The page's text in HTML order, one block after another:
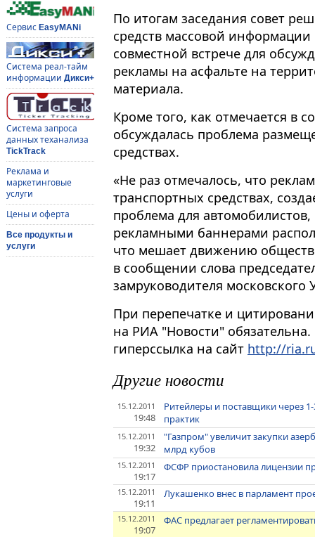
Сервис EasyMANi
Система реал-тайм
информации Дикси+
Система запроса
данных теханализа
TickTrack
Реклама и
маркетинговые
услуги
Цены и оферта
Все продукты и
услуги
По итогам заседания совет
средств массовой
совместной встрече для
рекламы на асфальте на
материала.
Кроме того, как отмечается в
обсуждалась проблема
средствах.
«Не раз отмечалось, что
транспортных средствах,
проблема для
рекламными баннерами
что мешает движению
в сообщении слова
замруководителя
При перепечатке и
на РИА "Новости"
гиперссылка на сайт http://
Другие новости
15.12.2011
19:48
Ритейлеры и поставщики через
практик
15.12.2011
19:32
"Газпром" увеличит закупки
млрд кубов
15.12.2011
19:17
ФСФР приостановила лицензии
15.12.2011
19:11
Лукашенко внес в парламент
15.12.2011
19:07
ФАС предлагает